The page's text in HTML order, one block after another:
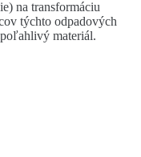
na transformáciu
týchto odpadových
materiál.